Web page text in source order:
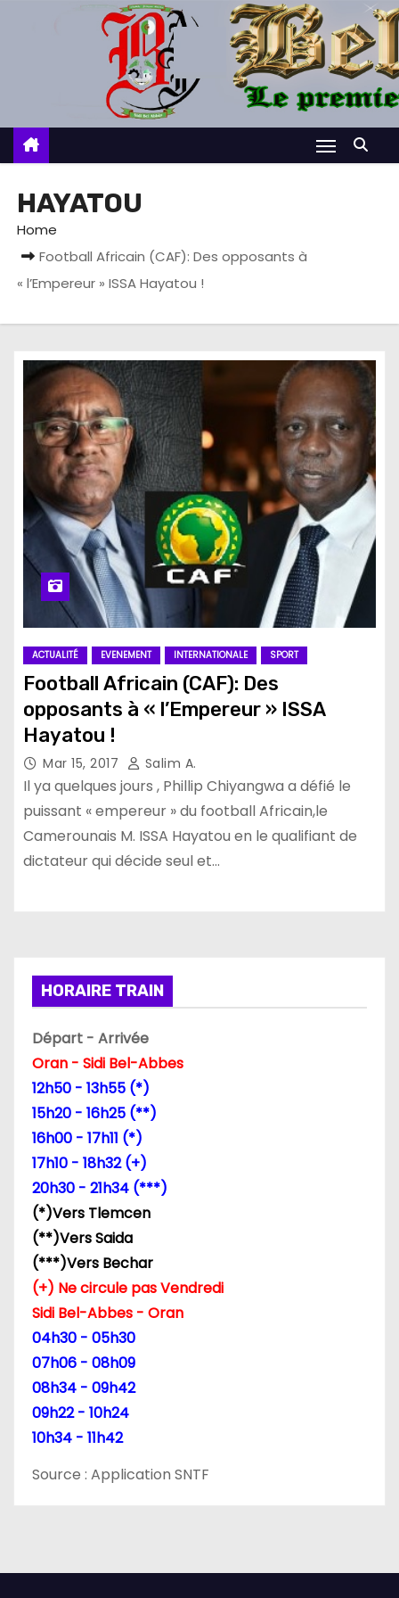
c
HAYATOU
Home
Football Africain (CAF): Des opposants à
« l’Empereur » ISSA Hayatou !
ACTUALITÉ EVENEMENT INTERNATIONALE SPORT
Football Africain (CAF): Des
opposants à « l’Empereur » ISSA
Hayatou !
Mar 15, 2017 Salim A.
Il ya quelques jours , Phillip Chiyangwa a défié le
puissant « empereur » du football Africain,le
Camerounais M. ISSA Hayatou en le qualifiant de
dictateur qui décide seul et…
HORAIRE TRAIN
Départ - Arrivée
Oran - Sidi Bel-Abbes
12h50 - 13h55 (*)
15h20 - 16h25 (**)
16h00 - 17h11 (*)
17h10 - 18h32 (+)
20h30 - 21h34 (***)
(*)Vers Tlemcen
(**)Vers Saida
(***)Vers Bechar
(+) Ne circule pas Vendredi
Sidi Bel-Abbes - Oran
04h30 - 05h30
07h06 - 08h09
08h34 - 09h42
09h22 - 10h24
10h34 - 11h42
Source : Application SNTF